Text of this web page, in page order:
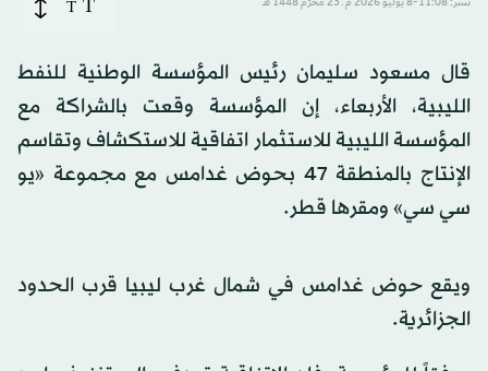
نُشر: 11:08-8 يوليو 2026 م ـ 23 مُحرَّم 1448 هـ T
T
قال مسعود سليمان رئيس المؤسسة الوطنية للنفط
الليبية، الأربعاء، إن المؤسسة وقعت بالشراكة مع
المؤسسة الليبية للاستثمار اتفاقية للاستكشاف وتقاسم
الإنتاج بالمنطقة 47 بحوض غدامس مع مجموعة «يو
سي سي» ومقرها قطر.
ويقع حوض غدامس في شمال غرب ليبيا قرب الحدود
الجزائرية.